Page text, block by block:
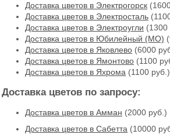
Доставка цветов в Электрогорск
Доставка цветов в Электросталь
Доставка цветов в Электроугли (1300
Доставка цветов в Юбилейный (МО)
Доставка цветов в Яковлево (6000
Доставка цветов в Ямонтово (1100
Доставка цветов в Яхрома (1100 руб.)
Доставка цветов по запросу:
Доставка цветов в Амман (2000 руб.)
Доставка цветов в Cабетта (10000